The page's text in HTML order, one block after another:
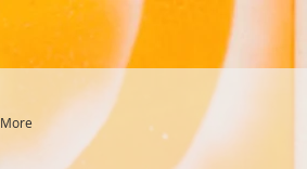
More